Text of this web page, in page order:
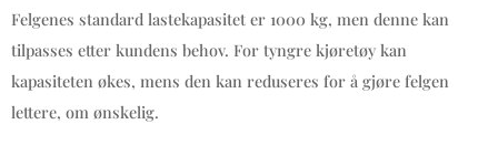
Felgenes standard lastekapasitet er 1000 kg, men denne kan
tilpasses etter kundens behov. For tyngre kjøretøy kan
kapasiteten økes, mens den kan reduseres for å gjøre felgen
lettere, om ønskelig.